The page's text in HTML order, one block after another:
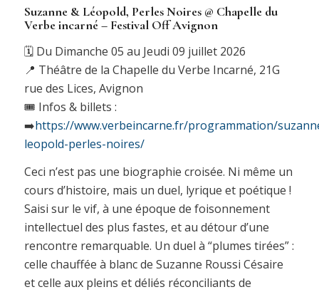
Suzanne & Léopold, Perles Noires @ Chapelle du
Verbe incarné – Festival Off Avignon
🗓️ Du Dimanche 05 au Jeudi 09 juillet 2026
📍 Théâtre de la Chapelle du Verbe Incarné, 21G
rue des Lices, Avignon
🎟️ Infos & billets :
➡️https://www.verbeincarne.fr/programmation/
leopold-perles-noires/
Ceci n’est pas une biographie croisée. Ni même un
cours d’histoire, mais un duel, lyrique et poétique !
Saisi sur le vif, à une époque de foisonnement
intellectuel des plus fastes, et au détour d’une
rencontre remarquable. Un duel à “plumes tirées” :
celle chauffée à blanc de Suzanne Roussi Césaire
et celle aux pleins et déliés réconciliants de